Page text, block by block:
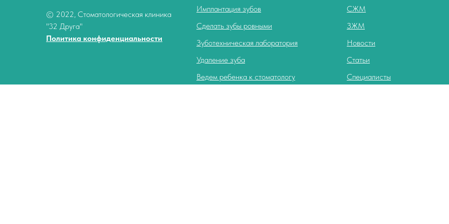
© 2022, Стоматологическая клиника
"32 Друга"
Политика конфиденциальности
Имплантация зубов
Сделать зубы ровными
Зуботехническая лаборатория
Удаление зуба
Ведем ребенка к стоматологу
СЖМ
ЗЖМ
Новости
Статьи
Специалисты